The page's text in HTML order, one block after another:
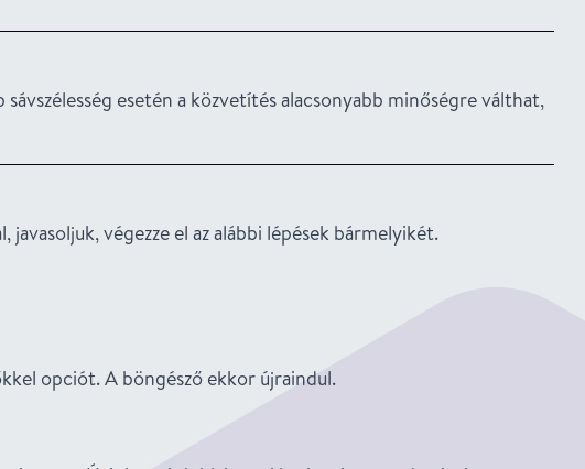
esetén a közvetítés alacsonyabb minőségre válthat,
végezze el az alábbi lépések bármelyikét.
opciót. A böngésző ekkor újraindul.